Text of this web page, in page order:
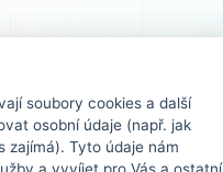
M
Tra
soubory cookies a další
osobní údaje (např. jak
zajímá). Tyto údaje nám